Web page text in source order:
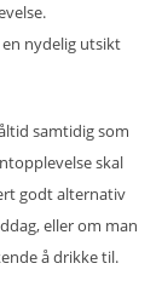
nydelig utsikt
samtidig som
skal
godt alternativ
eller om man
å drikke til.